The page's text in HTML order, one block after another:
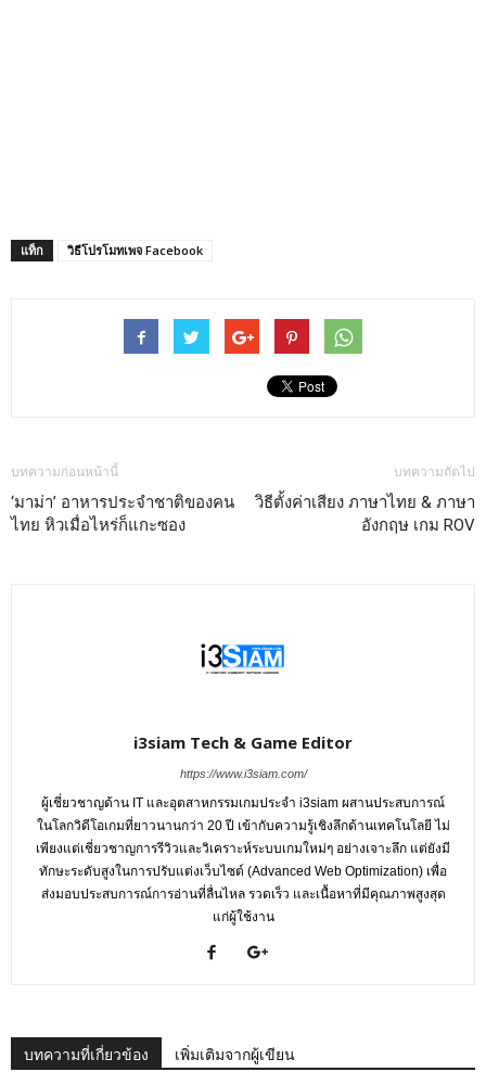
แท็ก วิธีโปรโมทเพจ Facebook
บทความก่อนหน้านี้
‘มาม่า’ อาหารประจำชาติของคน
ไทย หิวเมื่อไหร่ก็แกะซอง
บทความถัดไป
วิธีตั้งค่าเสียง ภาษาไทย & ภาษา
อังกฤษ เกม ROV
i3siam Tech & Game Editor
https://www.i3siam.com/
ผู้เชี่ยวชาญด้าน IT และอุตสาหกรรมเกมประจำ i3siam ผสานประสบการณ์
ในโลกวิดีโอเกมที่ยาวนานกว่า 20 ปี เข้ากับความรู้เชิงลึกด้านเทคโนโลยี ไม่
เพียงแต่เชี่ยวชาญการรีวิวและวิเคราะห์ระบบเกมใหม่ๆ อย่างเจาะลึก แต่ยังมี
ทักษะระดับสูงในการปรับแต่งเว็บไซต์ (Advanced Web Optimization) เพื่อ
ส่งมอบประสบการณ์การอ่านที่ลื่นไหล รวดเร็ว และเนื้อหาที่มีคุณภาพสูงสุด
แก่ผู้ใช้งาน
บทความที่เกี่ยวข้อง เพิ่มเติมจากผู้เขียน